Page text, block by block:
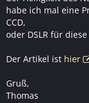
habe ich mal eine
CCD,
oder DSLR für
Der Artikel ist hier
Gruß,
Thomas